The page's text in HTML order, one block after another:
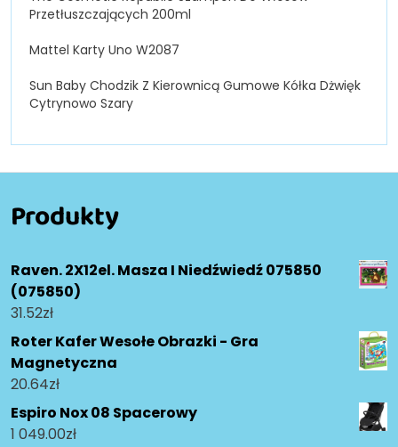
Przetłuszczających 200ml
Mattel Karty Uno W2087
Sun Baby Chodzik Z Kierownicą Gumowe Kółka Dżwięk
Cytrynowo Szary
Produkty
Raven. 2X12el. Masza I Niedźwiedź 075850
(075850)
31.52zł
Roter Kafer Wesołe Obrazki - Gra
Magnetyczna
20.64zł
Espiro Nox 08 Spacerowy
1 049.00zł